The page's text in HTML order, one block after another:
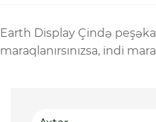
Earth Display Çində
maraqlanırsınızsa, indi